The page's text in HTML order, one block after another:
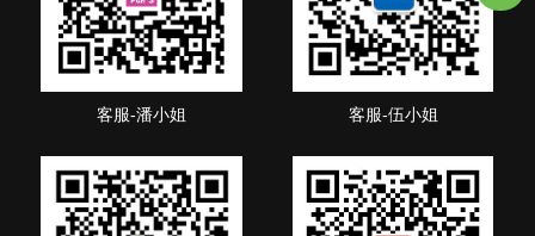
客服-潘小姐 客服-伍小姐